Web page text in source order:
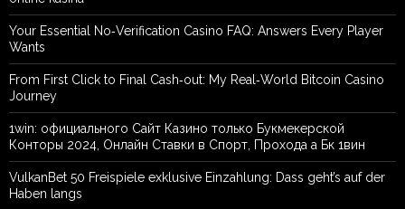
Your Essential No‑Verification Casino FAQ: Answers Every Player
Wants
From First Click to Final Cash‑out: My Real‑World Bitcoin Casino
Journey
1win: официального Сайт Казино только Букмекерской
Конторы 2024, Онлайн Ставки в Спорт, Прохода а Бк 1вин
VulkanBet 50 Freispiele exklusive Einzahlung: Dass geht’s auf der
Haben langs